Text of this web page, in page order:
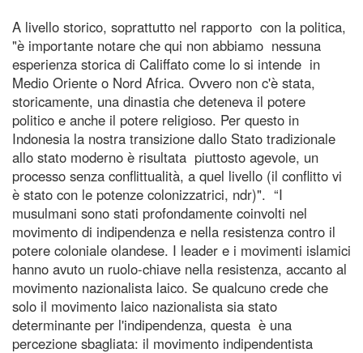
A livello storico, soprattutto nel rapporto con la politica,
"è importante notare che qui non abbiamo nessuna
esperienza storica di Califfato come lo si intende in
Medio Oriente o Nord Africa. Ovvero non c'è stata,
storicamente, una dinastia che deteneva il potere
politico e anche il potere religioso. Per questo in
Indonesia la nostra transizione dallo Stato tradizionale
allo stato moderno è risultata piuttosto agevole, un
processo senza conflittualità, a quel livello (il conflitto vi
è stato con le potenze colonizzatrici, ndr)". “I
musulmani sono stati profondamente coinvolti nel
movimento di indipendenza e nella resistenza contro il
potere coloniale olandese. I leader e i movimenti islamici
hanno avuto un ruolo-chiave nella resistenza, accanto al
movimento nazionalista laico. Se qualcuno crede che
solo il movimento laico nazionalista sia stato
determinante per l'indipendenza, questa è una
percezione sbagliata: il movimento indipendentista